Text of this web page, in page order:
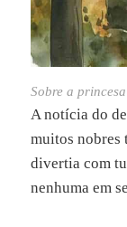
Sobre a
A notícia do
muitos nobres
divertia com
nenhuma em